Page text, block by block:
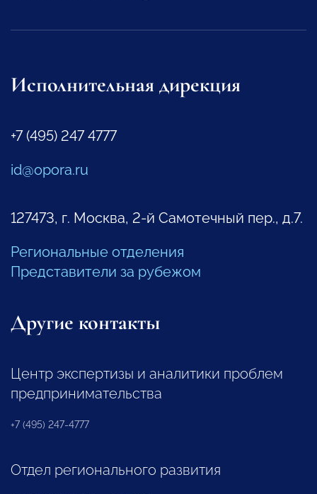
Исполнительная дирекция
+7 (495) 247 4777
id@opora.ru
127473, г. Москва, 2-й Самотечный пер., д.7.
Региональные отделения
Представители за рубежом
Другие контакты
Центр экспертизы и аналитики проблем
предпринимательства
+7 (495) 247-4777
Отдел регионального развития